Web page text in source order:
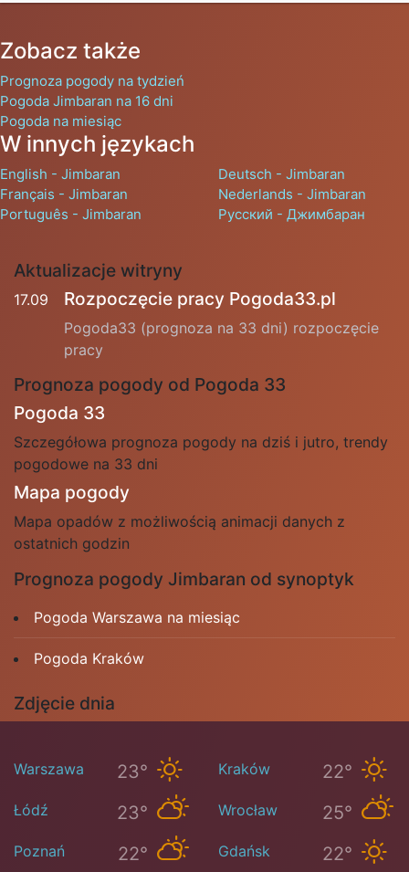
Zobacz także
Prognoza pogody na tydzień
Pogoda Jimbaran na 16 dni
Pogoda na miesiąc
W innych językach
English - Jimbaran
Deutsch - Jimbaran
Français - Jimbaran
Nederlands - Jimbaran
Português - Jimbaran
Русский - Джимбаран
Aktualizacje witryny
17.09 Rozpoczęcie pracy Pogoda33.pl
Pogoda33 (prognoza na 33 dni) rozpoczęcie
pracy
Prognoza pogody od Pogoda 33
Pogoda 33
Szczegółowa prognoza pogody na dziś i jutro, trendy
pogodowe na 33 dni
Mapa pogody
Mapa opadów z możliwością animacji danych z
ostatnich godzin
Prognoza pogody Jimbaran od synoptyk
Pogoda Warszawa na miesiąc
Pogoda Kraków
Zdjęcie dnia
Warszawa 23° Kraków 22°
Łódź 23° Wrocław 25°
Poznań 22° Gdańsk 22°